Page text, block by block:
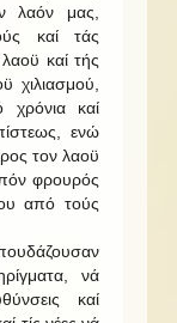
λαόν μας,
καί τάς
καί τής
χιλιασμού,
καί
ενώ
τον λαοϋ
φρουρός
από τούς
νά
καί